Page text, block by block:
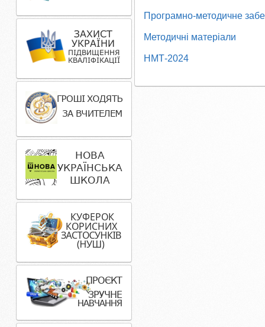
Програмно-методичне
Методичні матеріали
НМТ-2024